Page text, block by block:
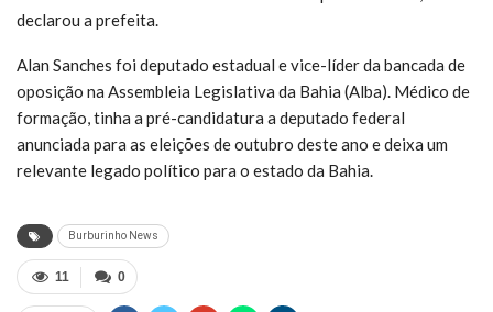
declarou a prefeita.
Alan Sanches foi deputado estadual e vice-líder da bancada de
oposição na Assembleia Legislativa da Bahia (Alba). Médico de
formação, tinha a pré-candidatura a deputado federal
anunciada para as eleições de outubro deste ano e deixa um
relevante legado político para o estado da Bahia.
Burburinho News
0
11